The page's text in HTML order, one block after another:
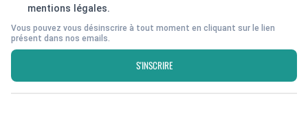
mentions légales.
Vous pouvez vous désinscrire à tout moment en cliquant sur le lien
présent dans nos emails.
S'INSCRIRE